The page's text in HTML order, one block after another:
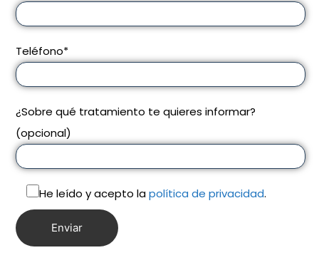
Teléfono*
¿Sobre qué tratamiento te quieres informar?
(opcional)
He leído y acepto lapolítica de privacidad.